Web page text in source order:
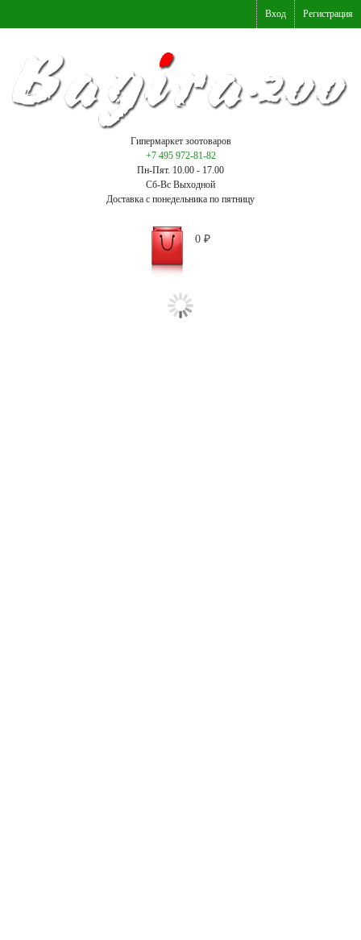
Вход Регистрация
Гипермаркет зоотоваров
+7 495 972-81-82
Пн-Пят. 10.00 - 17.00
Сб-Вс Выходной
Доставка с понедельника по пятницу
0 ₽